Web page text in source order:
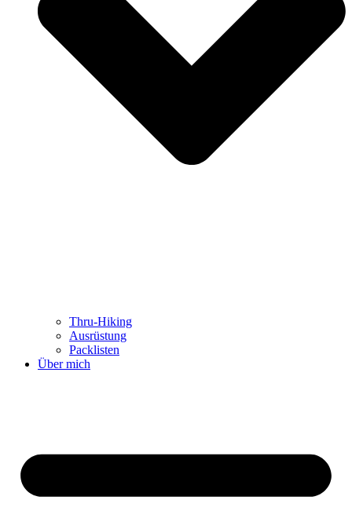
Thru-Hiking
Ausrüstung
Packlisten
Über mich